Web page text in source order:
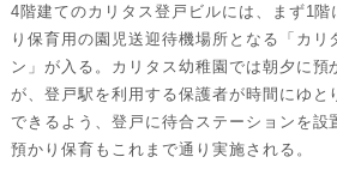
4階建てのカリタス登戸ビルには、
まず1
り保育用の園児送迎待機場所とな る「カリ
ン」が入る。カリタス幼稚園では朝夕に預
が、 登戸駅を利用する保護者が時間にゆと
でき るよう、登戸に待合ステーションを設
預かり保育もこれまで通り実施される。